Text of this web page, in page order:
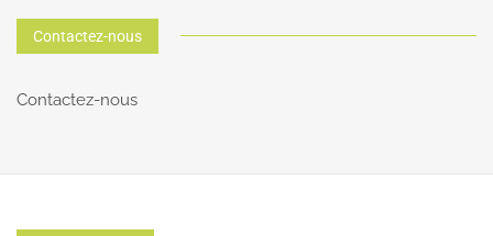
Contactez-nous
Contactez-nous